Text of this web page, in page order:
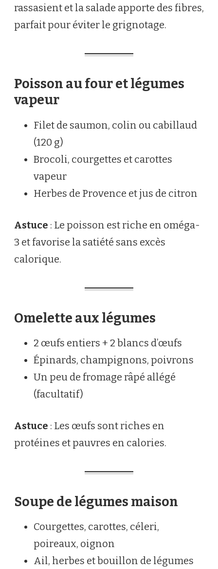
rassasient et la salade apporte des fibres,
parfait pour éviter le grignotage.
Poisson au four et légumes
vapeur
Filet de saumon, colin ou cabillaud
(120 g)
Brocoli, courgettes et carottes
vapeur
Herbes de Provence et jus de citron
Astuce : Le poisson est riche en oméga-
3 et favorise la satiété sans excès
calorique.
Omelette aux légumes
2 œufs entiers + 2 blancs d’œufs
Épinards, champignons, poivrons
Un peu de fromage râpé allégé
(facultatif)
Astuce : Les œufs sont riches en
protéines et pauvres en calories.
Soupe de légumes maison
Courgettes, carottes, céleri,
poireaux, oignon
Ail, herbes et bouillon de légumes